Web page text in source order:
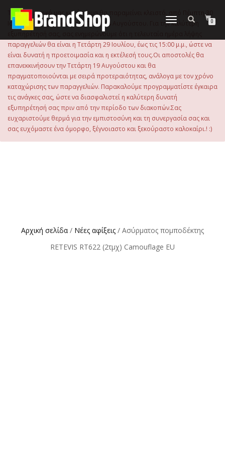
περιεχόμενο
Εναλλαγή
0
Το ηλεκτρονικό μας κατάστημα θα παραμείνει κλειστό, από Πέμπτη 30
Ιουλίου 2026 μέχρι και την Τρίτη 18 Αυγούστου. Για την καλύτερη
εξυπηρέτησή σας, σας ενημερώνουμε ότι η τελευταία ημέρα λήψης
παραγγελιών θα είναι η Τετάρτη 29 Ιουλίου, έως τις 15:00 μ.μ., ώστε να
είναι δυνατή η προετοιμασία και η εκτέλεσή τους.Οι αποστολές θα
επανεκκινήσουν την Τετάρτη 19 Αυγούστου και θα
πραγματοποιούνται με σειρά προτεραιότητας, ανάλογα με τον χρόνο
καταχώρισης των παραγγελιών. Παρακαλούμε προγραμματίστε έγκαιρα
τις ανάγκες σας, ώστε να διασφαλιστεί η καλύτερη δυνατή
εξυπηρέτησή σας πριν από την περίοδο των διακοπών.Σας
ευχαριστούμε θερμά για την εμπιστοσύνη και τη συνεργασία σας και
σας ευχόμαστε ένα όμορφο, ξέγνοιαστο και ξεκούραστο καλοκαίρι.! :)
Αρχική σελίδα / Νέες αφίξεις / Ασύρματος πομποδέκτης
RETEVIS RT622 (2τμχ) Camouflage EU